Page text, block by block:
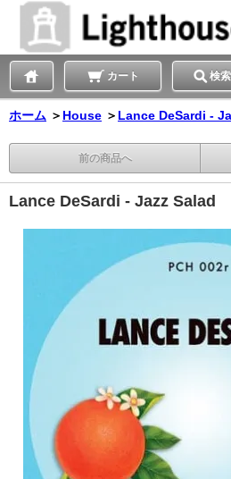
カート 検索
ホーム ＞ House ＞ Lance DeSardi -
前の商品へ
Lance DeSardi - Jazz Salad